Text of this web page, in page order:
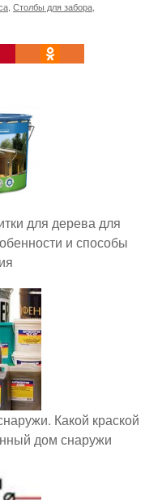
Столбы для забора
для дерева для
и способы
Какой краской
дом снаружи